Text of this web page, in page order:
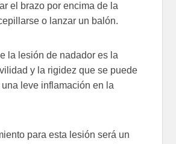
el brazo por encima de la
o lanzar un balón.
la lesión de nadador es la
y la rigidez que se puede
leve inflamación en la
para esta lesión será un